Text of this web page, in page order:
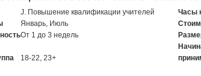
J. Повышение квалификации учителей
Январь, Июль
От 1 до 3 недель
18-22, 23+
Часы